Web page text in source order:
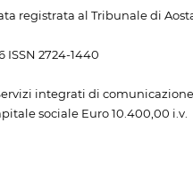
registrata al Tribunale di
ISSN 2724-1440
integrati di
sociale Euro 10.400,00 i.v.